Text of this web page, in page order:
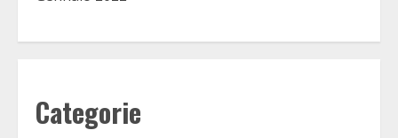
Categorie